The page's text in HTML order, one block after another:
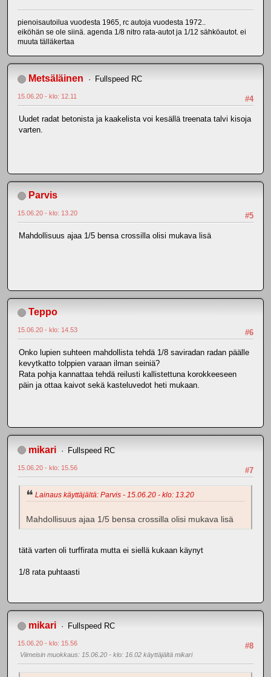
pienoisautoilua vuodesta 1965, rc autoja vuodesta 1972..
eiköhän se ole siinä. agenda 1/8 nitro rata-autot ja 1/12 sähköautot. ei
muuta tälläkertaa
Metsäläinen Fullspeed RC
#4
15.06.20 - klo: 12.11
Uudet radat betonista ja kaakelista voi kesällä treenata talvi kisoja
varten.
Parvis
#5
15.06.20 - klo: 13.20
Mahdollisuus ajaa 1/5 bensa crossilla olisi mukava lisä
Teppo
#6
15.06.20 - klo: 14.53
Onko lupien suhteen mahdollista tehdä 1/8 saviradan radan päälle
kevytkatto tolppien varaan ilman seiniä?
Rata pohja kannattaa tehdä reilusti kallistettuna korokkeeseen
päin ja ottaa kaivot sekä kasteluvedot heti mukaan.
mikari Fullspeed RC
#7
15.06.20 - klo: 15.56
Lainaus käyttäjältä: Parvis - 15.06.20 - klo: 13.20
Mahdollisuus ajaa 1/5 bensa crossilla olisi mukava lisä
tätä varten oli turffirata mutta ei siellä kukaan käynyt
1/8 rata puhtaasti
mikari Fullspeed RC
#8
15.06.20 - klo: 15.56
Viimeisin muokkaus: 15.06.20 - klo: 16.02 käyttäjältä mikari